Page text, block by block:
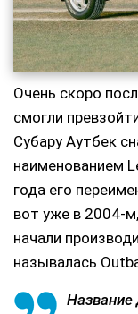
Очень скоро
смогли
Субару Аутбек
наименованием
года его
вот уже в 2004-
начали
называлась
Название